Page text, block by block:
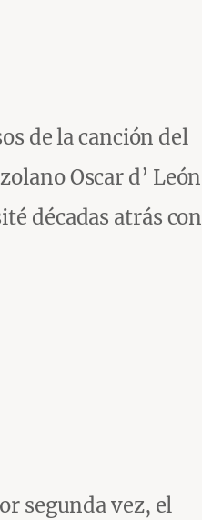
de la canción del
Oscar d’ León
décadas atrás con
segunda vez, el